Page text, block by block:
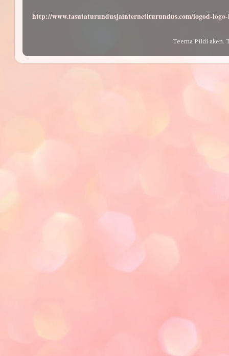
http://www.tasutaturundusjainternetiturundus.com/logod-
Teema Pildi aken.